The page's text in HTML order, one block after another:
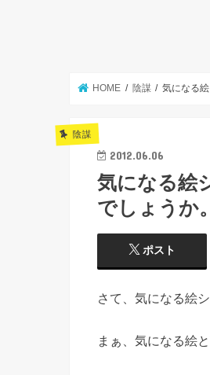
HOME 陰謀 気になる
陰謀
2012.06.06
気になる
でしょうか。
ポスト
さて、気になる絵
まぁ、気になる絵